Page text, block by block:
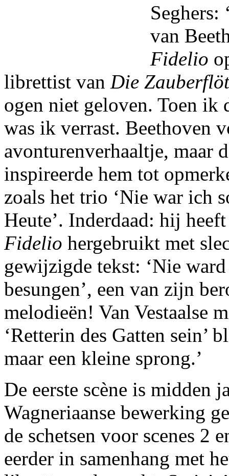
Seghers:
van
Fidelio
librettist van Die
ogen niet geloven. Toen ik
was ik verrast. Beethoven
avonturenverhaaltje, maar
inspireerde hem tot
zoals het trio ‘Nie war ich
Heute’. Inderdaad: hij
Fidelio hergebruikt met
gewijzigde tekst: ‘Nie
besungen’, een van zijn
melodieën! Van Vestaalse
‘Retterin des Gatten sein’
maar een kleine sprong.’
De eerste scène is midden
Wagneriaanse bewerking
de schetsen voor scenes 2
eerder in samenhang met